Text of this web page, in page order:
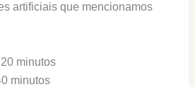
artificiais que mencionamos
20 minutos
minutos